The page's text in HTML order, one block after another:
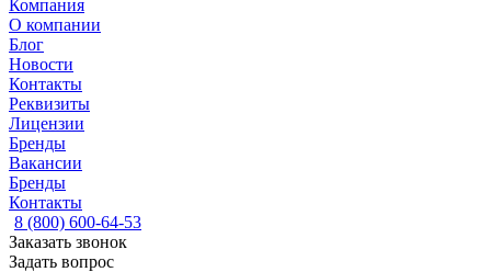
Компания
О компании
Блог
Новости
Контакты
Реквизиты
Лицензии
Бренды
Вакансии
Бренды
Контакты
8 (800) 600-64-53
Заказать звонок
Задать вопрос